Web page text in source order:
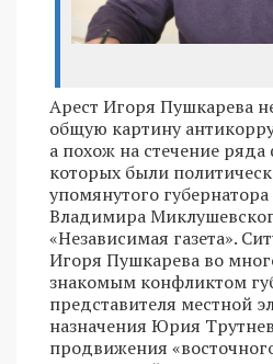
Арест Игоря Пушкарева
общую картину
а похож на стечение
которых были
упомянутого
Владимира
«Независимая газета».
Игоря Пушкарева во
знакомым конфликтом
представителя местной
назначения Юрия
продвижения